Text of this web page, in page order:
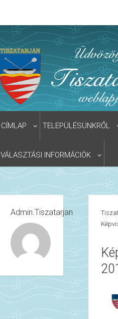
CÍMLAP TELEPÜLÉSÜNKRŐL
VÁLASZTÁSI INFORMÁCIÓK
Admin.tiszatarjan